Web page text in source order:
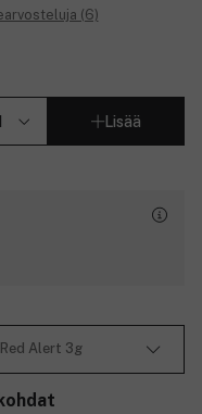
(6)
Lisää
Alert 3g